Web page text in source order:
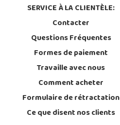
SERVICE À LA CLIENTÈLE:
Contacter
Questions Fréquentes
Formes de paiement
Travaille avec nous
Comment acheter
Formulaire de rétractation
Ce que disent nos clients